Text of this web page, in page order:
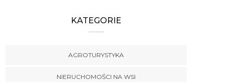
KATEGORIE
AGROTURYSTYKA
NIERUCHOMOŚCI NA WSI